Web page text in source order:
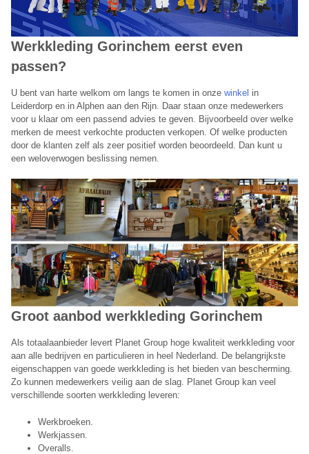
Werkkleding Gorinchem eerst even
passen?
U bent van harte welkom om langs te komen in onze winkel in
Leiderdorp en in Alphen aan den Rijn. Daar staan onze medewerkers
voor u klaar om een passend advies te geven. Bijvoorbeeld over welke
merken de meest verkochte producten verkopen. Of welke producten
door de klanten zelf als zeer positief worden beoordeeld. Dan kunt u
een weloverwogen beslissing nemen.
Groot aanbod werkkleding Gorinchem
Als totaalaanbieder levert Planet Group hoge kwaliteit werkkleding voor
aan alle bedrijven en particulieren in heel Nederland. De belangrijkste
eigenschappen van goede werkkleding is het bieden van bescherming.
Zo kunnen medewerkers veilig aan de slag. Planet Group kan veel
verschillende soorten werkkleding leveren:
Werkbroeken.
Werkjassen.
Overalls.